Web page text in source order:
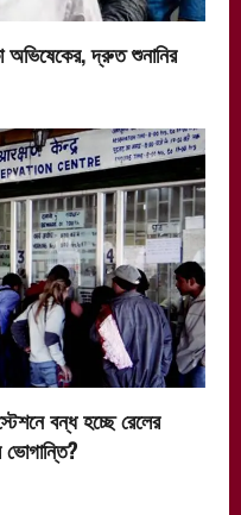
অভিষেকের, দ্রুত শুনানির
বন্ধ হচ্ছে রেলের
ভোগান্তি?